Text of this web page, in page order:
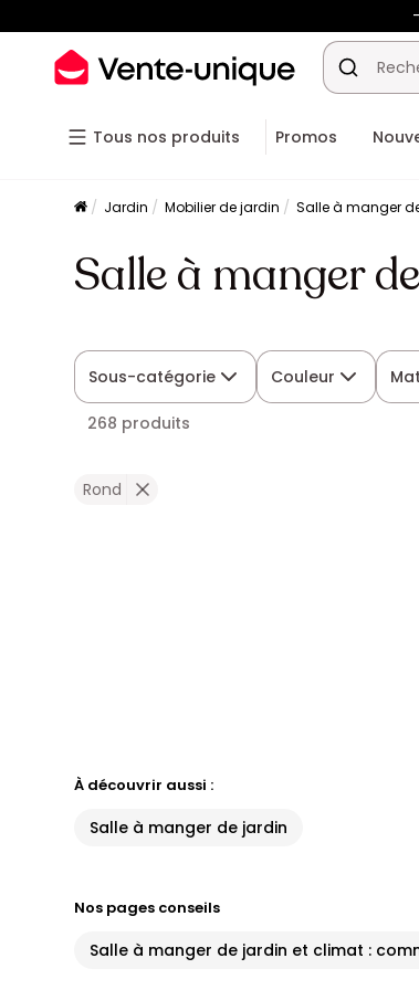
Tous nos produits Promos
Jardin Mobilier de jardin Salle à manger
Salle à manger
Sous-catégorie Couleur
268 produits
Rond
À découvrir aussi :
Salle à manger de jardin
Nos pages conseils
Salle à manger de jardin et climat :